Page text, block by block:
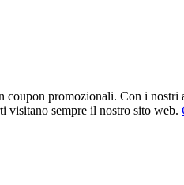
promozionali. Con i
visitano sempre il nostro sito web.